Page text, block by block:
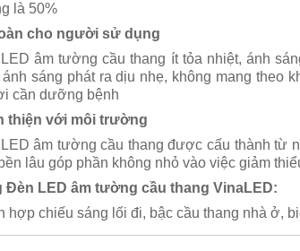
là 50%
cho người sử dụng
âm tường cầu thang ít tỏa nhiệt, ánh
sáng phát ra dịu nhẹ, không mang theo
cần dưỡng bệnh
thiện với môi trường
âm tường cầu thang được cấu thành từ
lâu góp phần không nhỏ vào việc giảm
Đèn LED âm tường cầu thang VinaLED:
hợp chiếu sáng lối đi, bậc cầu thang nhà ở,